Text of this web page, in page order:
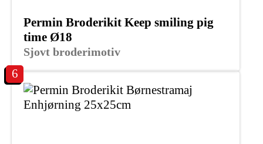
Sjovt broderimotiv
Permin Broderikit Keep smiling pig
time Ø18
6